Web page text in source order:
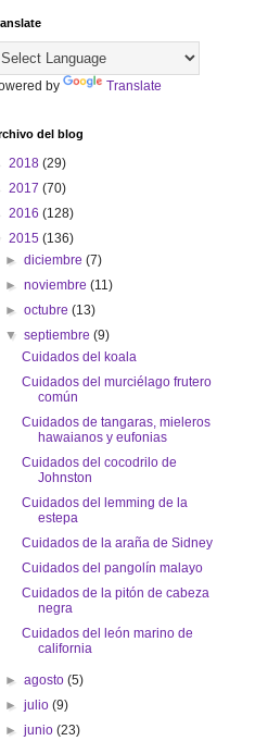
by Translate
del blog
2018 (29)
2017 (70)
2016 (128)
2015 (136)
►diciembre(7)
►noviembre(11)
►octubre(13)
▼septiembre(9)
Cuidados del koala
Cuidados del murciélago frutero
común
Cuidados de tangaras, mieleros
hawaianos y eufonias
Cuidados del cocodrilo de
Johnston
Cuidados del lemming de la
estepa
Cuidados de la araña de Sidney
Cuidados del pangolín malayo
Cuidados de la pitón de cabeza
negra
Cuidados del león marino de
california
►agosto(5)
►julio(9)
►junio(23)